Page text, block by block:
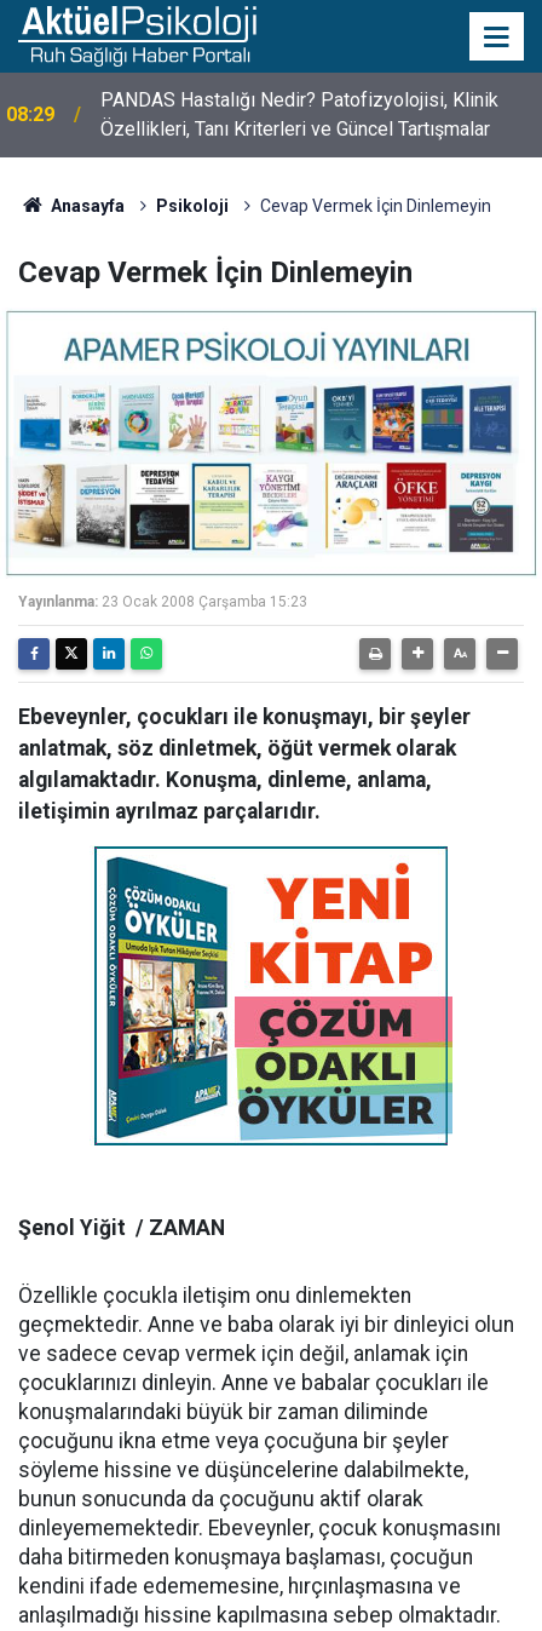
08:29
PANDAS Hastalığı Nedir? Patofizyolojisi, Klinik
Özellikleri, Tanı Kriterleri ve Güncel Tartışmalar
10:30
10 Mayıs Psikologlar Günü Nasıl Ortaya Çıktı? 10
Mayıs Tarihinin Hikayesi
Anasayfa Psikoloji Cevap Vermek İçin Dinlemeyin
Cevap Vermek İçin Dinlemeyin
Yayınlanma: 23 Ocak 2008 Çarşamba 15:23
Ebeveynler, çocukları ile konuşmayı, bir şeyler
anlatmak, söz dinletmek, öğüt vermek olarak
algılamaktadır. Konuşma, dinleme, anlama,
iletişimin ayrılmaz parçalarıdır.
Şenol Yiğit / ZAMAN
Özellikle çocukla iletişim onu dinlemekten
geçmektedir. Anne ve baba olarak iyi bir dinleyici olun
ve sadece cevap vermek için değil, anlamak için
çocuklarınızı dinleyin. Anne ve babalar çocukları ile
konuşmalarındaki büyük bir zaman diliminde
çocuğunu ikna etme veya çocuğuna bir şeyler
söyleme hissine ve düşüncelerine dalabilmekte,
bunun sonucunda da çocuğunu aktif olarak
dinleyememektedir. Ebeveynler, çocuk konuşmasını
daha bitirmeden konuşmaya başlaması, çocuğun
kendini ifade edememesine, hırçınlaşmasına ve
anlaşılmadığı hissine kapılmasına sebep olmaktadır.